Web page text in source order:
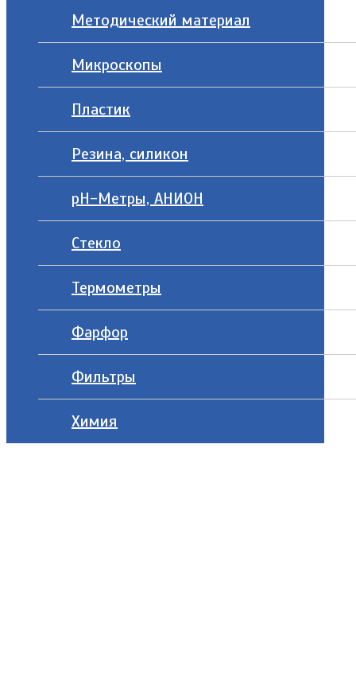
Методический материал
Микроскопы
Пластик
Резина, силикон
рН-Метры, АНИОН
Стекло
Термометры
Фарфор
Фильтры
Химия